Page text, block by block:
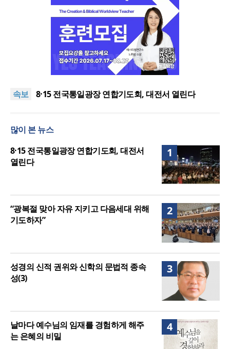
속보
한동대 RISE사업단, 포항 죽도시장 담은 로컬 매거진
8·15 전국통일광장 연합기도회, 대전서 열린다
여”
한동대 RISE사업단, 포항 죽도시장 담은 로컬 매거진
“광복절 맞아 자유 지키고 다음세대 위해 기도하자”
많이 본 뉴스
1
8·15 전국통일광장 연합기도회, 대전서
열린다
2
“광복절 맞아 자유 지키고 다음세대 위해
기도하자”
3
성경의 신적 권위와 신학의 문법적 종속
성(3)
4
날마다 예수님의 임재를 경험하게 해주
는 은혜의 비밀